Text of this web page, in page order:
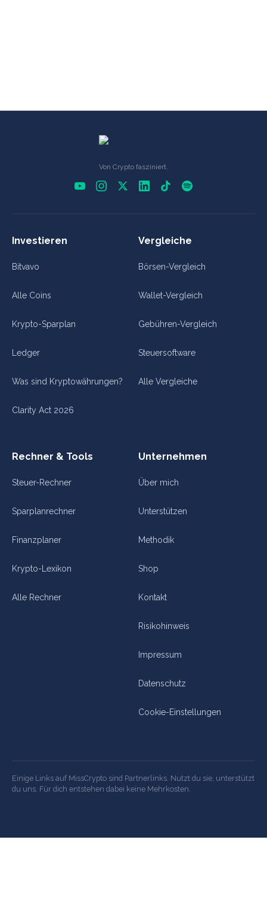
Von Crypto fasziniert.
Investieren
Bitvavo
Alle Coins
Krypto-Sparplan
Ledger
Was sind Kryptowährungen?
Clarity Act 2026
Vergleiche
Börsen-Vergleich
Wallet-Vergleich
Gebühren-Vergleich
Steuersoftware
Alle Vergleiche
Rechner & Tools
Steuer-Rechner
Sparplanrechner
Finanzplaner
Krypto-Lexikon
Alle Rechner
Unternehmen
Über mich
Unterstützen
Methodik
Shop
Kontakt
Risikohinweis
Impressum
Datenschutz
Cookie-Einstellungen
Einige Links auf MissCrypto sind Partnerlinks. Nutzt du sie, unterstützt
du uns. Für dich entstehen dabei keine Mehrkosten.